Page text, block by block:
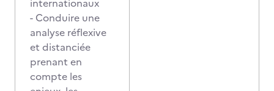
internationaux
- Conduire une
analyse réflexive
et distanciée
prenant en
compte les